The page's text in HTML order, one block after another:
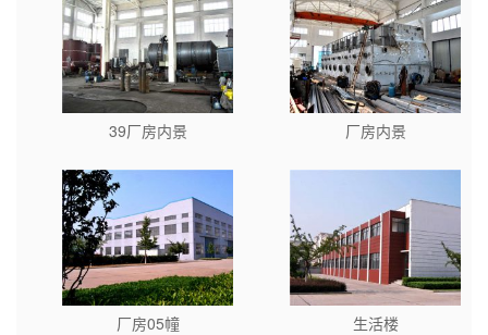
39厂房内景 厂房内景
厂房05幢 生活楼